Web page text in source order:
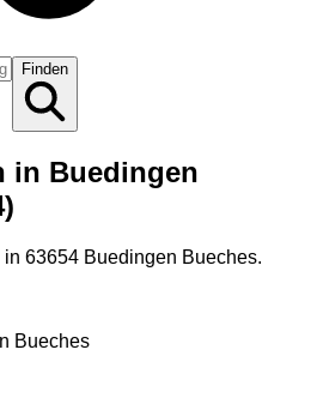
Finden
in Buedingen
in 63654 Buedingen Bueches.
Bueches